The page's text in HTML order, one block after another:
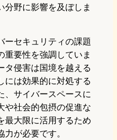
分野に影響を及ぼしま
ーセキュリティの課題
重要性を強調していま
タ侵害は国境を越える
には効果的に対処する
、サイバースペースに
や社会的包摂の促進な
最大限に活用するため
が必要です。